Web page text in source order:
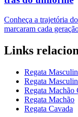
Conheça a trajetória
marcaram cada
Links
Regata
Regata
Regata Machão
Regata Machão
Regata Cavada